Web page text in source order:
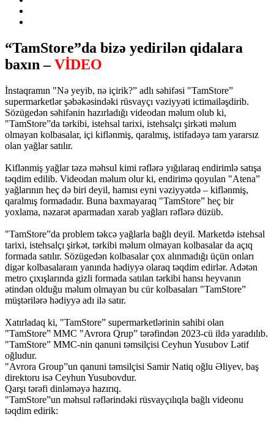
“TamStore”da bizə yedirilən qidalara
baxın –VİDEO
İnstaqramın "Nə yeyib, nə içirik?” adlı səhifəsi "TamStore”
supermarketlər şəbəkəsindəki rüsvayçı vəziyyəti ictimailəşdirib.
Sözügedən səhifənin hazırladığı videodan məlum olub ki,
"TamStore”da tərkibi, istehsal tarixi, istehsalçı şirkəti məlum
olmayan kolbasalar, içi kiflənmiş, qaralmış, istifadəyə tam yararsız
olan yağlar satılır.
Kiflənmiş yağlar təzə məhsul kimi rəflərə yığılaraq endirimlə satışa
təqdim edilib. Videodan məlum olur ki, endirimə qoyulan "Atena”
yağlarının heç də biri deyil, hamısı eyni vəziyyətdə – kiflənmiş,
qaralmış formadadır. Buna baxmayaraq "TamStore” heç bir
yoxlama, nəzarət aparmadan xarab yağları rəflərə düzüb.
"TamStore”da problem təkcə yağlarla bağlı deyil. Marketdə istehsal
tarixi, istehsalçı şirkət, tərkibi məlum olmayan kolbasalar da açıq
formada satılır. Sözügedən kolbasalar çox alınmadığı üçün onları
digər kolbasalaraın yanında hədiyyə olaraq təqdim edirlər. Adətən
metro çıxışlarında gizli formada satılan tərkibi hansı heyvanın
ətindən olduğu məlum olmayan bu cür kolbasaları "TamStore”
müştərilərə hədiyyə adı ilə satır.
Xatırladaq ki, "TamStore” supermarketlərinin sahibi olan
"TamStore” MMC "Avrora Qrup” tərəfindən 2023-cü ildə yaradılıb.
"TamStore” MMC-nin qanuni təmsilçisi Ceyhun Yusubov Lətif
oğludur.
"Avrora Group”un qanuni təmsilçisi Samir Natiq oğlu Əliyev, baş
direktoru isə Ceyhun Yusubovdur.
Qarşı tərəfi dinləməyə hazırıq.
"TamStore”un məhsul rəflərindəki rüsvayçılıqla bağlı videonu
təqdim edirik: